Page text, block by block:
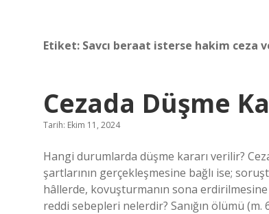
Etiket: Savcı beraat isterse hakim ceza
Cezada Düşme
Tarih: Ekim 11, 2024
Hangi durumlarda düşme kararı verilir?
şartlarının gerçekleşmesine bağlı ise;
hâllerde, kovuşturmanın sona
reddi sebepleri nelerdir? Sanığın ölümü (m.